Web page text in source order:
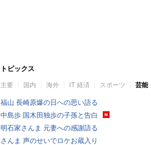
トピックス
主要 国内 海外 IT 経済 スポーツ 芸能
福山 長崎原爆の日への思い語る
中島歩 国木田独歩の子孫と告白
明石家さんま 元妻への感謝語る
さんま 声のせいでロケお蔵入り